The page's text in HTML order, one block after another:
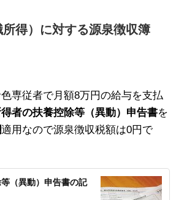
得）に対する源泉徴収簿
専従者で月額8万円の給与を支払
者の扶養控除等（異動）申告書を
適用なので源泉徴収税額は0円で
（異動）申告書の記